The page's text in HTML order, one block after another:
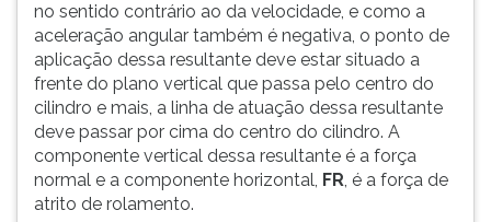
no sentido contrário ao da velocidade, e como a
aceleração angular também é negativa, o ponto de
aplicação dessa resultante deve estar situado a
frente do plano vertical que passa pelo centro do
cilindro e mais, a linha de atuação dessa resultante
deve passar por cima do centro do cilindro. A
componente vertical dessa resultante é a força
normal e a componente horizontal, FR, é a força de
atrito de rolamento.